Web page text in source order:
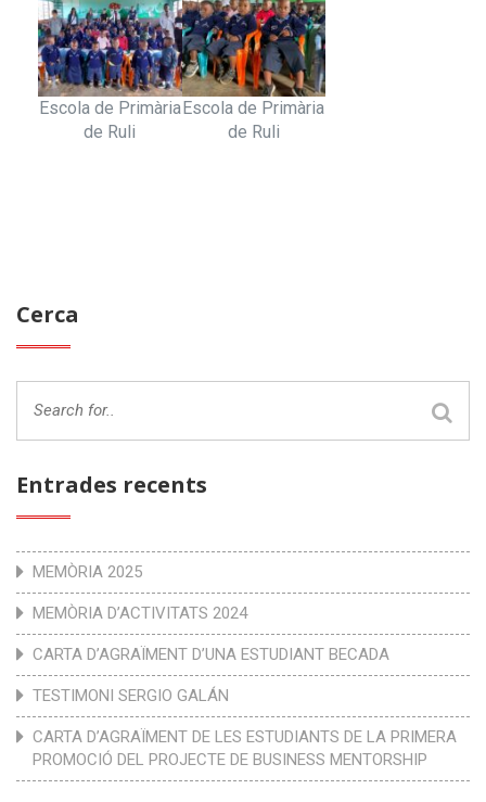
Escola de Primària
de Ruli
Escola de Primària
de Ruli
Cerca
Entrades recents
MEMÒRIA 2025
MEMÒRIA D’ACTIVITATS 2024
CARTA D’AGRAÏMENT D’UNA ESTUDIANT BECADA
TESTIMONI SERGIO GALÁN
CARTA D’AGRAÏMENT DE LES ESTUDIANTS DE LA PRIMERA
PROMOCIÓ DEL PROJECTE DE BUSINESS MENTORSHIP